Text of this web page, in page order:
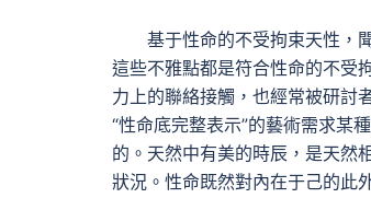
基于性命的不受拘束天性，
這些不雅點都是符合性命的不受
力上的聯絡接觸，也經常被研討
“性命底完整表示”的藝術需求某
的。天然中有美的時辰，是天然
狀況。性命既然對內在于己的此